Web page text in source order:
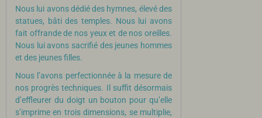
Nous lui avons dédié des hymnes, élevé des
statues, bâti des temples. Nous lui avons
fait offrande de nos yeux et de nos oreilles.
Nous lui avons sacrifié des jeunes hommes
et des jeunes filles.
Nous l’avons perfectionnée à la mesure de
nos progrès techniques. Il suffit désormais
d’effleurer du doigt un bouton pour qu’elle
s’imprime en trois dimensions, se multiplie,